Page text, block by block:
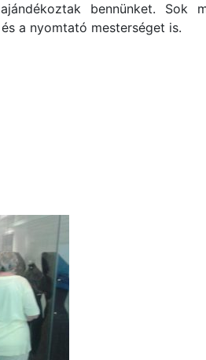
bennünket. Sok
a nyomtató mesterséget is.